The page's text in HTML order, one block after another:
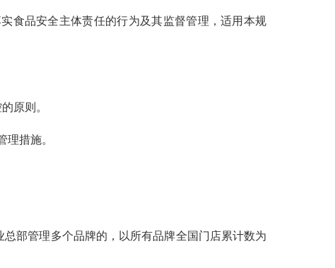
品安全主体责任的行为及其监督管理，适用本规
原则。
措施。
部管理多个品牌的，以所有品牌全国门店累计数为